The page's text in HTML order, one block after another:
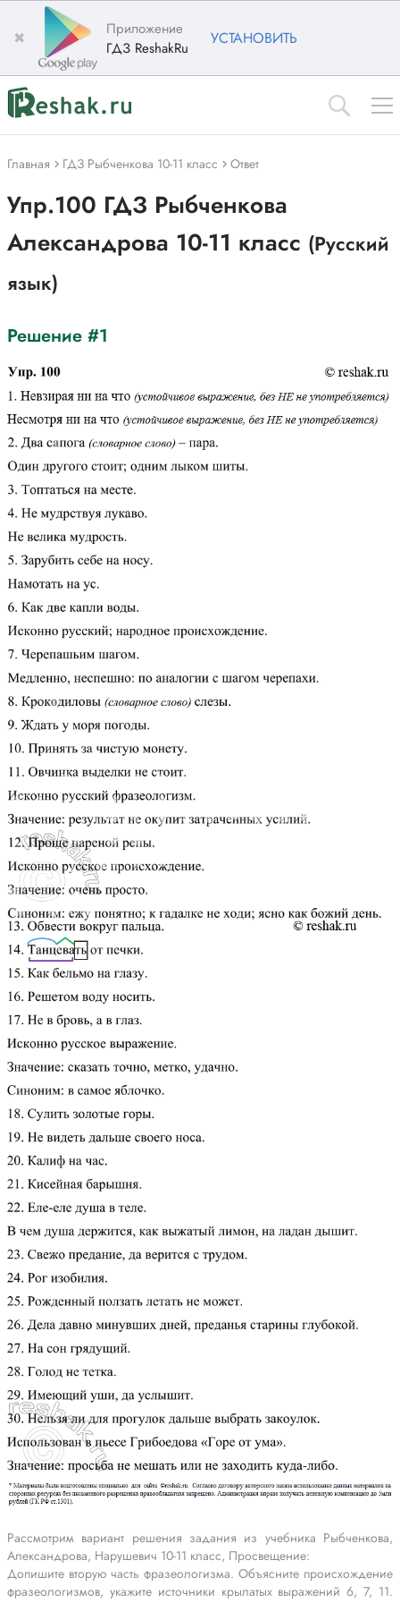
✖
Приложение
ГДЗ ReshakRu
УСТАНОВИТЬ
Главная ГДЗ Рыбченкова 10-11 класс Ответ
Упр.100 ГДЗ Рыбченкова
Александрова 10-11 класс (Русский
язык)
Решение #1
Рассмотрим вариант решения задания из учебника Рыбченкова,
Александрова, Нарушевич 10-11 класс, Просвещение:
Допишите вторую часть фразеологизма. Объясните происхождение
фразеологизмов, укажите источники крылатых выражений 6, 7, 11.